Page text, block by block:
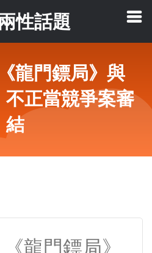
性話題
龍門鏢局》與
不正當競爭案審
結